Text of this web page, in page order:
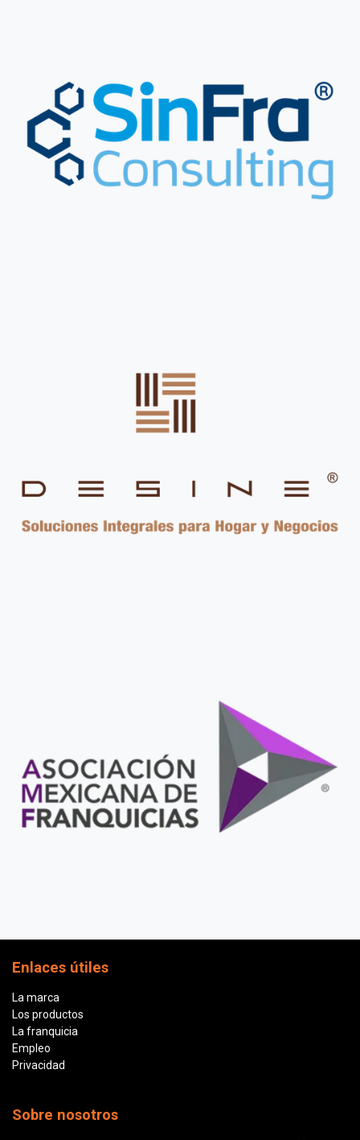
Enlaces útiles
La marca
Los productos
La franquicia
Empleo
Privacidad
Sobre nosotros